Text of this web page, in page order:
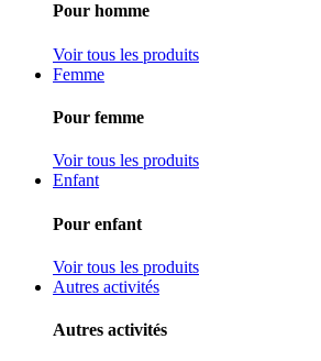
Pour homme
Voir tous les produits
Femme
Pour femme
Voir tous les produits
Enfant
Pour enfant
Voir tous les produits
Autres activités
Autres activités